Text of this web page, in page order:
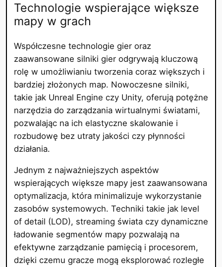
Technologie wspierające większe
mapy w grach
Współczesne technologie gier oraz
zaawansowane silniki gier odgrywają kluczową
rolę w umożliwianiu tworzenia coraz większych i
bardziej złożonych map. Nowoczesne silniki,
takie jak Unreal Engine czy Unity, oferują potężne
narzędzia do zarządzania wirtualnymi światami,
pozwalając na ich elastyczne skalowanie i
rozbudowę bez utraty jakości czy płynności
działania.
Jednym z najważniejszych aspektów
wspierających większe mapy jest zaawansowana
optymalizacja, która minimalizuje wykorzystanie
zasobów systemowych. Techniki takie jak level
of detail (LOD), streaming świata czy dynamiczne
ładowanie segmentów mapy pozwalają na
efektywne zarządzanie pamięcią i procesorem,
dzięki czemu gracze mogą eksplorować rozległe